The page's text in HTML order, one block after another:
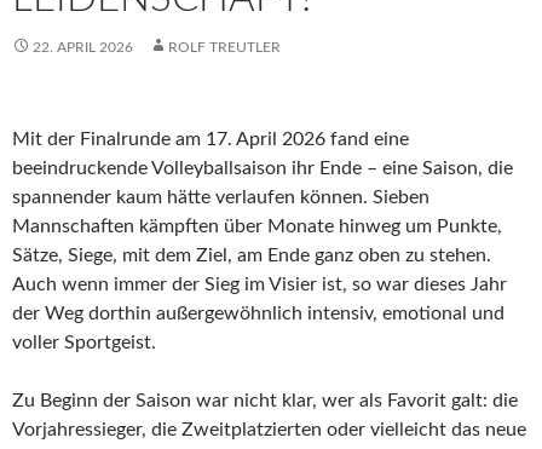
22. APRIL 2026 ROLF TREUTLER
Mit der Finalrunde am 17. April 2026 fand eine
beeindruckende Volleyballsaison ihr Ende – eine Saison, die
spannender kaum hätte verlaufen können. Sieben
Mannschaften kämpften über Monate hinweg um Punkte,
Sätze, Siege, mit dem Ziel, am Ende ganz oben zu stehen.
Auch wenn immer der Sieg im Visier ist, so war dieses Jahr
der Weg dorthin außergewöhnlich intensiv, emotional und
voller Sportgeist.
Zu Beginn der Saison war nicht klar, wer als Favorit galt: die
Vorjahressieger, die Zweitplatzierten oder vielleicht das neue